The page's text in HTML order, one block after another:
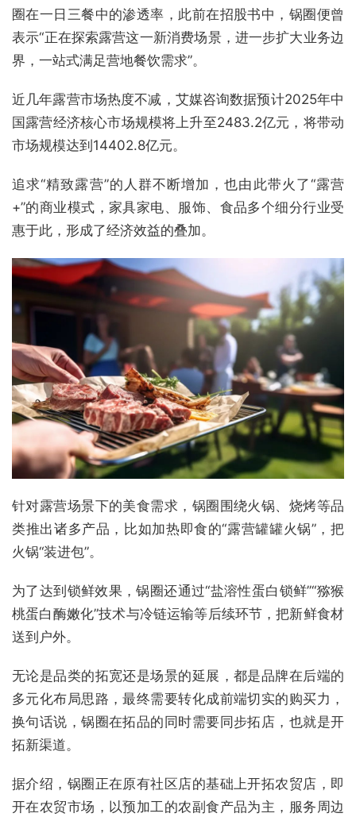
圈在一日三餐中的渗透率，此前在招股书中，锅圈便曾
表示“正在探索露营这一新消费场景，进一步扩大业务边
界，一站式满足营地餐饮需求”。
近几年露营市场热度不减，艾媒咨询数据预计2025年中
国露营经济核心市场规模将上升至2483.2亿元，将带动
市场规模达到14402.8亿元。
追求“精致露营”的人群不断增加，也由此带火了“露营
+”的商业模式，家具家电、服饰、食品多个细分行业受
惠于此，形成了经济效益的叠加。
针对露营场景下的美食需求，锅圈围绕火锅、烧烤等品
类推出诸多产品，比如加热即食的“露营罐罐火锅”，把
火锅“装进包”。
为了达到锁鲜效果，锅圈还通过“盐溶性蛋白锁鲜”“猕猴
桃蛋白酶嫩化”技术与冷链运输等后续环节，把新鲜食材
送到户外。
无论是品类的拓宽还是场景的延展，都是品牌在后端的
多元化布局思路，最终需要转化成前端切实的购买力，
换句话说，锅圈在拓品的同时需要同步拓店，也就是开
拓新渠道。
据介绍，锅圈正在原有社区店的基础上开拓农贸店，即
开在农贸市场，以预加工的农副食产品为主，服务周边